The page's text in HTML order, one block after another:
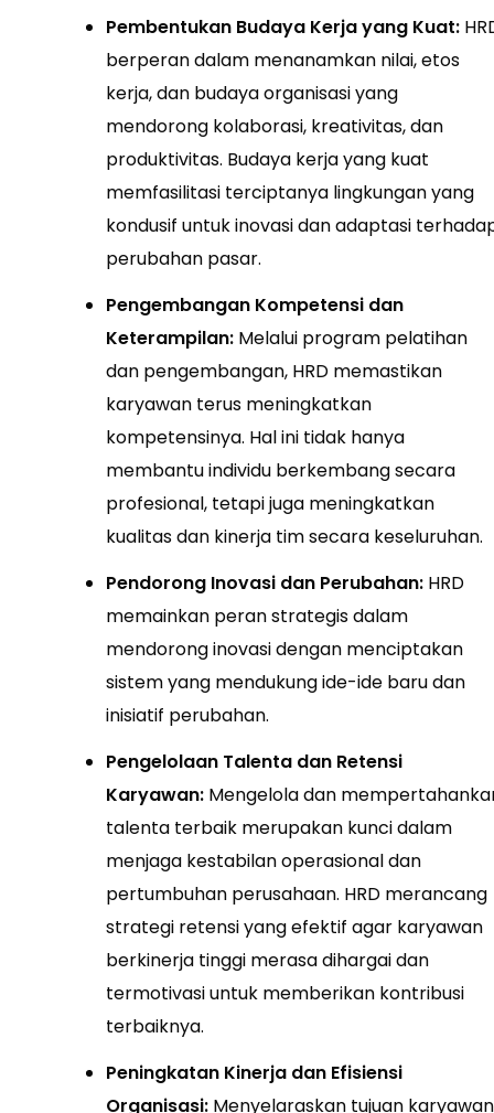
Pembentukan Budaya Kerja yang Kuat:
berperan dalam menanamkan nilai, etos
kerja, dan budaya organisasi yang
mendorong kolaborasi, kreativitas, dan
produktivitas. Budaya kerja yang kuat
memfasilitasi terciptanya lingkungan yang
kondusif untuk inovasi dan adaptasi
perubahan pasar.
Pengembangan Kompetensi dan
Keterampilan: Melalui program pelatihan
dan pengembangan, HRD memastikan
karyawan terus meningkatkan
kompetensinya. Hal ini tidak hanya
membantu individu berkembang secara
profesional, tetapi juga meningkatkan
kualitas dan kinerja tim secara keseluruhan.
Pendorong Inovasi dan Perubahan: HRD
memainkan peran strategis dalam
mendorong inovasi dengan menciptakan
sistem yang mendukung ide-ide baru dan
inisiatif perubahan.
Pengelolaan Talenta dan Retensi
Karyawan: Mengelola dan
talenta terbaik merupakan kunci dalam
menjaga kestabilan operasional dan
pertumbuhan perusahaan. HRD merancang
strategi retensi yang efektif agar karyawan
berkinerja tinggi merasa dihargai dan
termotivasi untuk memberikan kontribusi
terbaiknya.
Peningkatan Kinerja dan Efisiensi
Organisasi: Menyelaraskan tujuan karyawan